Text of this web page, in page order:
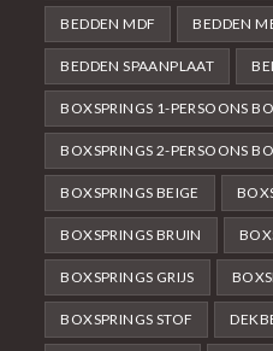
BEDDEN MDF BEDDEN
BEDDEN SPAANPLAAT
BOXSPRINGS 1-PERSOONS
BOXSPRINGS 2-PERSOONS
BOXSPRINGS BEIGE
BOXSPRINGS BRUIN
BOXSPRINGS GRIJS
BOXSPRINGS STOF